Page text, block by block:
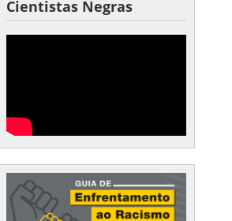
Cientistas Negras